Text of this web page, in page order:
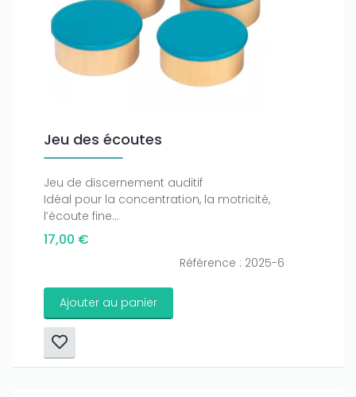
Jeu des écoutes
Jeu de discernement auditif
Idéal pour la concentration, la motricité,
l’écoute fine...
17,00 €
Référence : 2025-6
Ajouter au panier